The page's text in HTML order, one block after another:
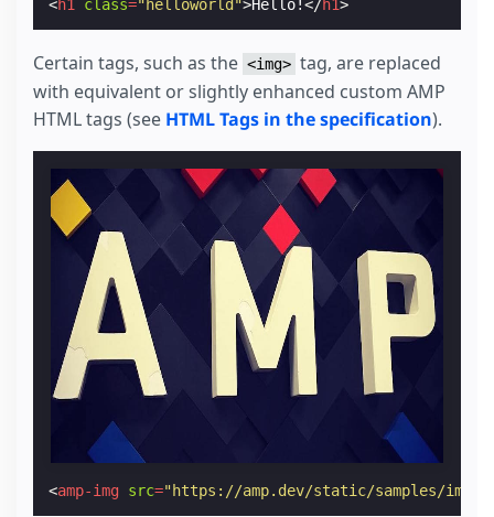
<h1 class="helloworld">Hello!</h1>
Certain tags, such as the <img> tag, are replaced
with equivalent or slightly enhanced custom AMP
HTML tags (see HTML Tags in the specification).
<amp-img src="https://amp.dev/static/samples/img/